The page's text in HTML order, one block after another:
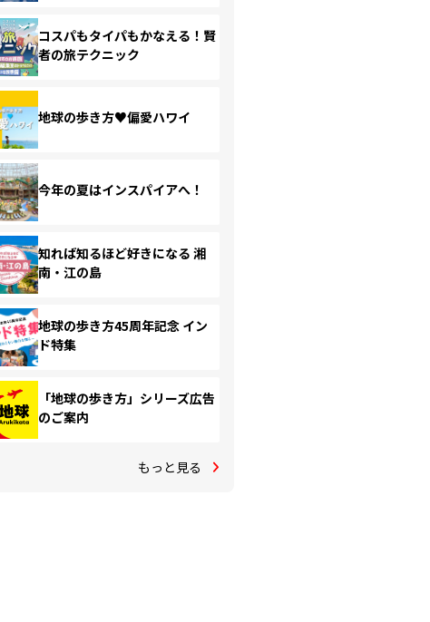
コスパもタイパもかなえる！賢
者の旅テクニック
地球の歩き方♥偏愛ハワイ
今年の夏はインスパイアへ！
知れば知るほど好きになる 湘
南・江の島
地球の歩き方45周年記念 イン
ド特集
「地球の歩き方」シリーズ広告
のご案内
もっと見る